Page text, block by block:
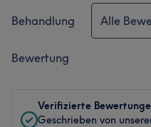
Behandlung Alle
Bewertung
Verifizierte
Geschrieben von